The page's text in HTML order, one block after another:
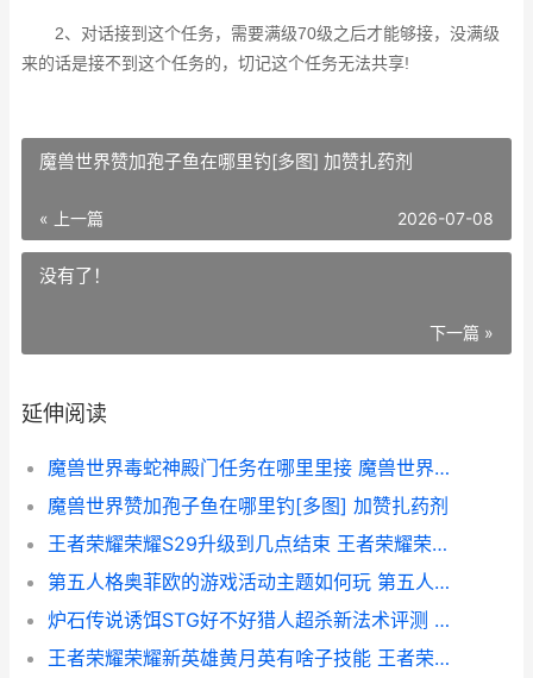
2、对话接到这个任务，需要满级70级之后才能够接，没满级
来的话是接不到这个任务的，切记这个任务无法共享!
魔兽世界赞加孢子鱼在哪里钓[多图] 加赞扎药剂
« 上一篇 2026-07-08
没有了！
下一篇 »
延伸阅读
魔兽世界毒蛇神殿门任务在哪里里接 魔兽世界毒蛇神殿瓦斯琪怎么过去
魔兽世界赞加孢子鱼在哪里钓[多图] 加赞扎药剂
王者荣耀荣耀S29升级到几点结束 王者荣耀荣耀水晶可以送人吗
第五人格奥菲欧的游戏活动主题如何玩 第五人格奥菲欧职业介绍
炉石传说诱饵STG好不好猎人超杀新法术评测 炉石 剂
王者荣耀荣耀新英雄黄月英有啥子技能 王者荣耀新荣耀皮肤爆料